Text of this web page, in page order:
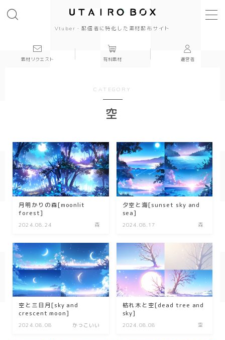
Vtuber・配信者に特化した素材配布サイト
きれい
和風
シンプル
ダーク/ホラー
行事
お正月
素材リクエスト 有料素材 運営者
CATEGORY
空
月明かりの森[moonlit
forest]
2024.08.24 森
夕空と海[sunset sky and
sea]
2024.08.17 森
空と三日月[sky and
crescent moon]
2024.08.08 かっこいい
枯れ木と空[dead tree and
sky]
2024.08.08 空